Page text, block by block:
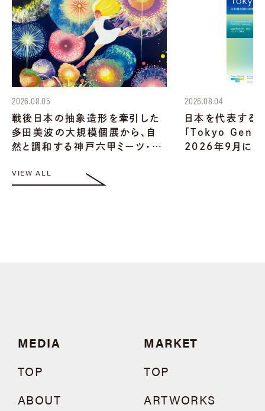
2026.08.05
戦後日本の抽象造形を牽引した
多田美波の大規模個展から、自
然と調和する神戸六甲ミーツ・…
2026.08.04
日本を代表する
｢Tokyo
2026年9月に
VIEW ALL
MEDIA
TOP
ABOUT
MARKET
TOP
ARTWORKS